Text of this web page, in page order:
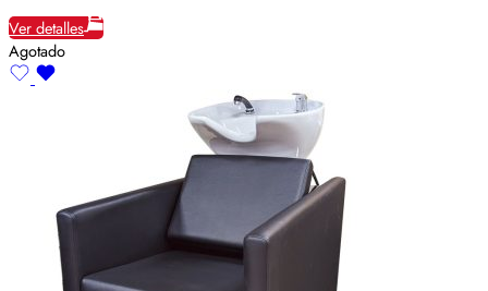
Ver detalles
Agotado